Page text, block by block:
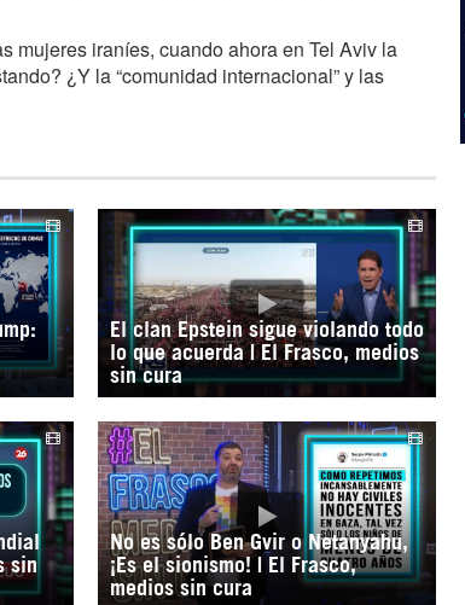
mujeres iraníes, cuando ahora en Tel Aviv la
¿Y la “comunidad internacional” y las
El clan Epstein sigue violando todo
lo que acuerda | El Frasco, medios
sin cura
sin
No es sólo Ben Gvir o Netanyahu,
¡Es el sionismo! | El Frasco,
medios sin cura